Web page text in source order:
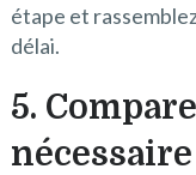
étape et
délai.
5.
nécessaire